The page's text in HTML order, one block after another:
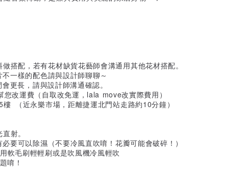
搭配，若有花材缺貨花藝師會溝通用其他花材搭配。
一樣的配色請與設計師聊聊～
更長，請與設計師溝通確認。
改運費（自取改免運，lala move改實際費用）
樓 （近永樂市場，距離捷運北門站走路約10分鐘）
射。
要可以除濕（不要冷風直吹唷！花瓣可能會破碎！）
軟毛刷輕輕刷或是吹風機冷風輕吹
唷！